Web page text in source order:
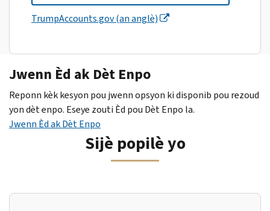
TrumpAccounts.gov (an anglè)
Jwenn Èd ak Dèt Enpo
Reponn kèk kesyon pou jwenn opsyon ki disponib pou rezoud
yon dèt enpo. Eseye zouti Èd pou Dèt Enpo la.
Jwenn Èd ak Dèt Enpo
Sijè popilè yo